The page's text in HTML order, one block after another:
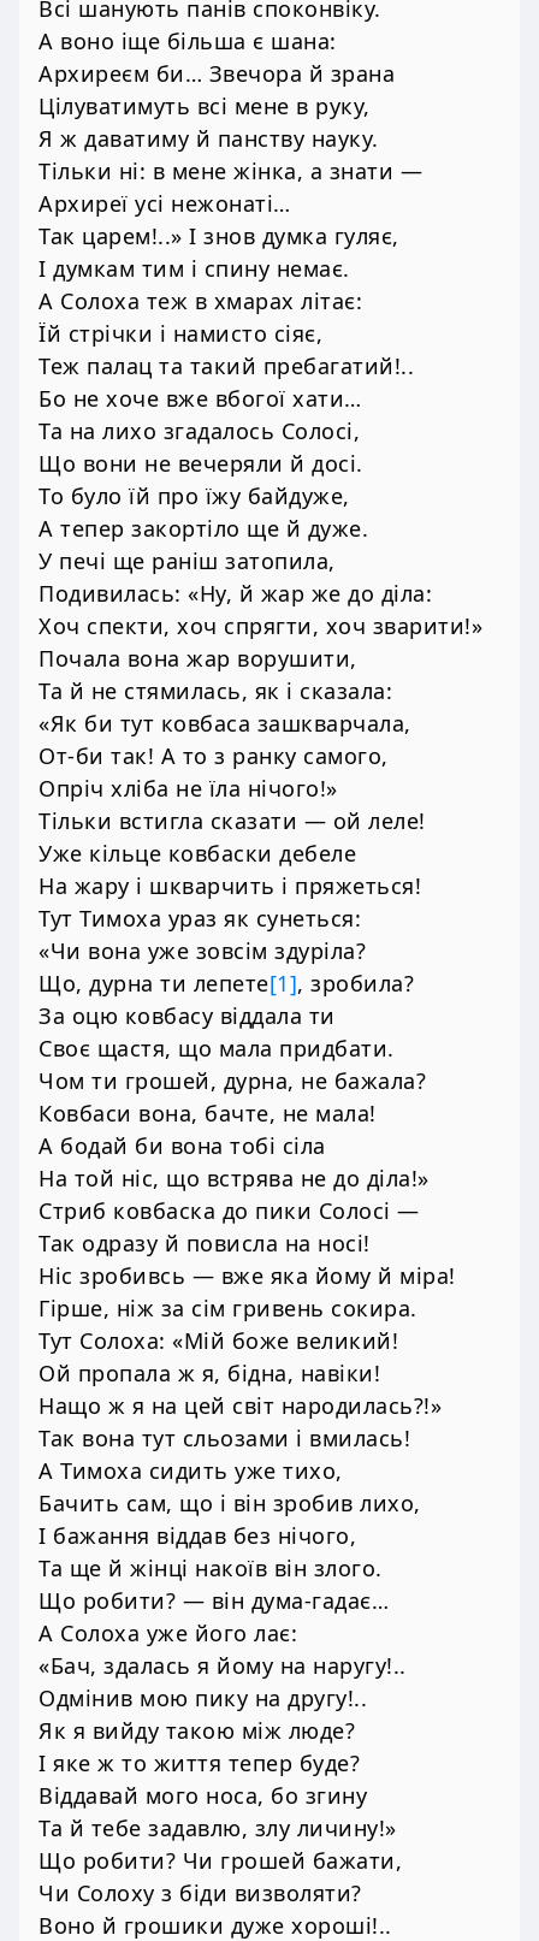
Всі шанують панів споконвіку.
А воно іще більша є шана:
Архиреєм би… Звечора й зрана
Цілуватимуть всі мене в руку,
Я ж даватиму й панству науку.
Тільки ні: в мене жінка, а знати —
Архиреї усі нежонаті…
Так царем!..» І знов думка гуляє,
І думкам тим і спину немає.
А Солоха теж в хмарах літає:
Їй стрічки і намисто сіяє,
Теж палац та такий пребагатий!..
Бо не хоче вже вбогої хати…
Та на лихо згадалось Солосі,
Що вони не вечеряли й досі.
То було їй про їжу байдуже,
А тепер закортіло ще й дуже.
У печі ще раніш затопила,
Подивилась: «Ну, й жар же до діла:
Хоч спекти, хоч спрягти, хоч зварити!»
Почала вона жар ворушити,
Та й не стямилась, як і сказала:
«Як би тут ковбаса зашкварчала,
От-би так! А то з ранку самого,
Опріч хліба не їла нічого!»
Тільки встигла сказати — ой леле!
Уже кільце ковбаски дебеле
На жару і шкварчить і пряжеться!
Тут Тимоха ураз як сунеться:
«Чи вона уже зовсім здуріла?
Що, дурна ти лепете[1], зробила?
За оцю ковбасу віддала ти
Своє щастя, що мала придбати.
Чом ти грошей, дурна, не бажала?
Ковбаси вона, бачте, не мала!
А бодай би вона тобі сіла
На той ніс, що встрява не до діла!»
Стриб ковбаска до пики Солосі —
Так одразу й повисла на носі!
Ніс зробивсь — вже яка йому й міра!
Гірше, ніж за сім гривень сокира.
Тут Солоха: «Мій боже великий!
Ой пропала ж я, бідна, навіки!
Нащо ж я на цей світ народилась?!»
Так вона тут сльозами і вмилась!
А Тимоха сидить уже тихо,
Бачить сам, що і він зробив лихо,
І бажання віддав без нічого,
Та ще й жінці накоїв він злого.
Що робити? — він дума-гадає…
А Солоха уже його лає:
«Бач, здалась я йому на наругу!..
Одмінив мою пику на другу!..
Як я вийду такою між люде?
І яке ж то життя тепер буде?
Віддавай мого носа, бо згину
Та й тебе задавлю, злу личину!»
Що робити? Чи грошей бажати,
Чи Солоху з біди визволяти?
Воно й грошики дуже хороші!..